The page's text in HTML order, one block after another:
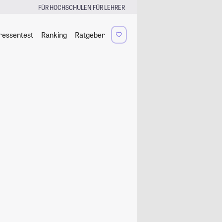
FÜR HOCHSCHULEN|FÜR LEHRER
Ranking Ratgeber